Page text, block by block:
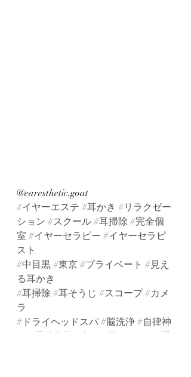
@earesthetic.goat
#イヤーエステ #耳かき #リラクゼー
ション #スクール #耳掃除 #完全個
室 #イヤーセラピー #イヤーセラピ
スト
#中目黒 #東京 #プライベート #見え
る耳かき
#耳掃除 #耳そうじ #スコープ #カメ
ラ
#ドライヘッドスパ #脳洗浄 #自律神